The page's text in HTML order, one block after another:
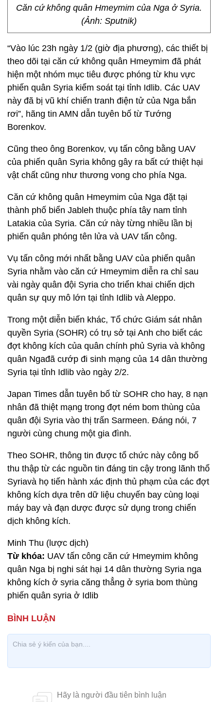
Căn cứ không quân Hmeymim của Nga ở Syria.
(Ảnh: Sputnik)
“Vào lúc 23h ngày 1/2 (giờ địa phương), các thiết bị
theo dõi tại căn cứ không quân Hmeymim đã phát
hiện một nhóm mục tiêu được phóng từ khu vực
phiến quân Syria kiểm soát tại tỉnh Idlib. Các UAV
này đã bị vũ khí chiến tranh điện tử của Nga bắn
rơi”, hãng tin AMN dẫn tuyên bố từ Tướng
Borenkov.
Cũng theo ông Borenkov, vụ tấn công bằng UAV
của phiến quân Syria không gây ra bất cứ thiệt hại
vật chất cũng như thương vong cho phía Nga.
Căn cứ không quân Hmeymim của Nga đặt tại
thành phố biển Jableh thuộc phía tây nam tỉnh
Latakia của Syria. Căn cứ này từng nhiều lần bị
phiến quân phóng tên lửa và UAV tấn công.
Vụ tấn công mới nhất bằng UAV của phiến quân
Syria nhằm vào căn cứ Hmeymim diễn ra chỉ sau
vài ngày quân đội Syria cho triển khai chiến dịch
quân sự quy mô lớn tại tỉnh Idlib và Aleppo.
Trong một diễn biến khác, Tổ chức Giám sát nhân
quyền Syria (SOHR) có trụ sở tại Anh cho biết các
đợt không kích của quân chính phủ Syria và không
quân Ngađã cướp đi sinh mạng của 14 dân thường
Syria tại tỉnh Idlib vào ngày 2/2.
Japan Times dẫn tuyên bố từ SOHR cho hay, 8 nạn
nhân đã thiệt mạng trong đợt ném bom thùng của
quân đội Syria vào thị trấn Sarmeen. Đáng nói, 7
người cùng chung một gia đình.
Theo SOHR, thông tin được tổ chức này công bố
thu thập từ các nguồn tin đáng tin cậy trong lãnh thổ
Syriavà họ tiến hành xác định thủ phạm của các đợt
không kích dựa trên dữ liệu chuyến bay cùng loại
máy bay và đạn dược được sử dụng trong chiến
dịch không kích.
Minh Thu (lược dịch)
Từ khóa: UAV tấn công căn cứ Hmeymim không
quân Nga bị nghi sát hại 14 dân thường Syria nga
không kích ở syria căng thẳng ở syria bom thùng
phiến quân syria ở Idlib